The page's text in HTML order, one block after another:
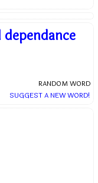
RANDOM WORD
SUGGEST A NEW WORD!